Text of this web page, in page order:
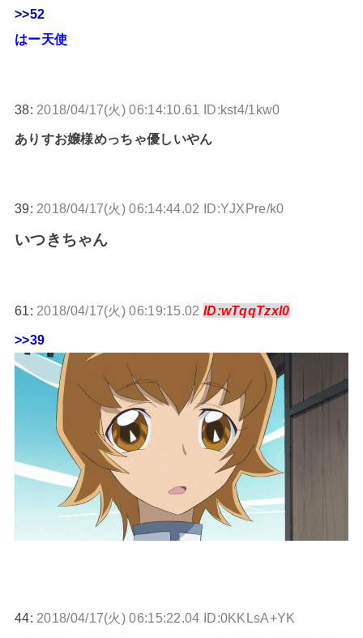
>>52
はー天使
38: 2018/04/17(火) 06:14:10.61 ID:kst4/1kw0
ありすお嬢様めっちゃ優しいやん
39: 2018/04/17(火) 06:14:44.02 ID:YJXPre/k0
いつきちゃん
61: 2018/04/17(火) 06:19:15.02 ID:wTqqTzxl0
>>39
44: 2018/04/17(火) 06:15:22.04 ID:0KKLsA+YK